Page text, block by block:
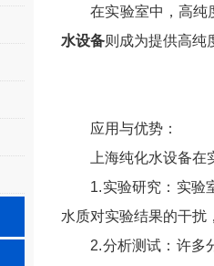
在实验室中，高纯度
水设备则成为提供高纯
应用与优势：
上海纯化水设备在实
1.实验研究：实验室
水质对实验结果的干扰
2.分析测试：许多分